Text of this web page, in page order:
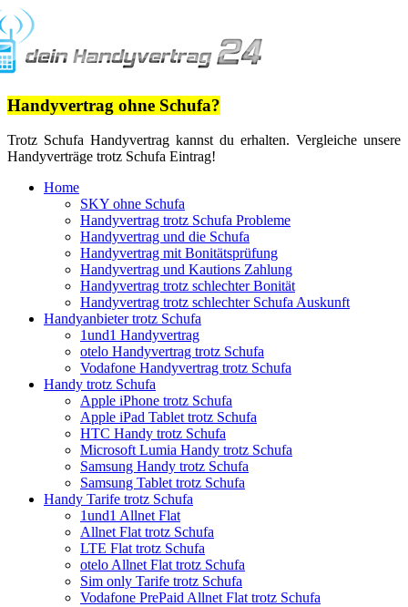
Handyvertrag ohne Schufa?
Trotz Schufa Handyvertrag kannst du erhalten. Vergleiche unsere
Handyverträge trotz Schufa Eintrag!
Home
SKY ohne Schufa
Handyvertrag trotz Schufa Probleme
Handyvertrag und die Schufa
Handyvertrag mit Bonitätsprüfung
Handyvertrag und Kautions Zahlung
Handyvertrag trotz schlechter Bonität
Handyvertrag trotz schlechter Schufa Auskunft
Handyanbieter trotz Schufa
1und1 Handyvertrag
otelo Handyvertrag trotz Schufa
Vodafone Handyvertrag trotz Schufa
Handy trotz Schufa
Apple iPhone trotz Schufa
Apple iPad Tablet trotz Schufa
HTC Handy trotz Schufa
Microsoft Lumia Handy trotz Schufa
Samsung Handy trotz Schufa
Samsung Tablet trotz Schufa
Handy Tarife trotz Schufa
1und1 Allnet Flat
Allnet Flat trotz Schufa
LTE Flat trotz Schufa
otelo Allnet Flat trotz Schufa
Sim only Tarife trotz Schufa
Vodafone PrePaid Allnet Flat trotz Schufa